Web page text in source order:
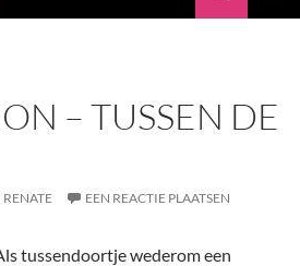
– TUSSEN DE
RENATE EEN REACTIE PLAATSEN
tussendoortje wederom een